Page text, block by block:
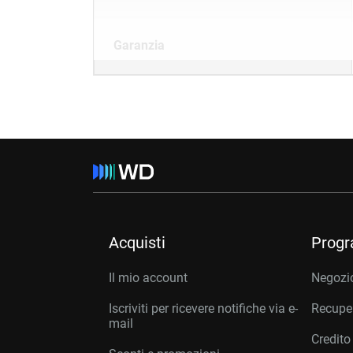
Garanzia
Acquisti
Il mio account
Iscriviti per ricevere notifiche via e-
mail